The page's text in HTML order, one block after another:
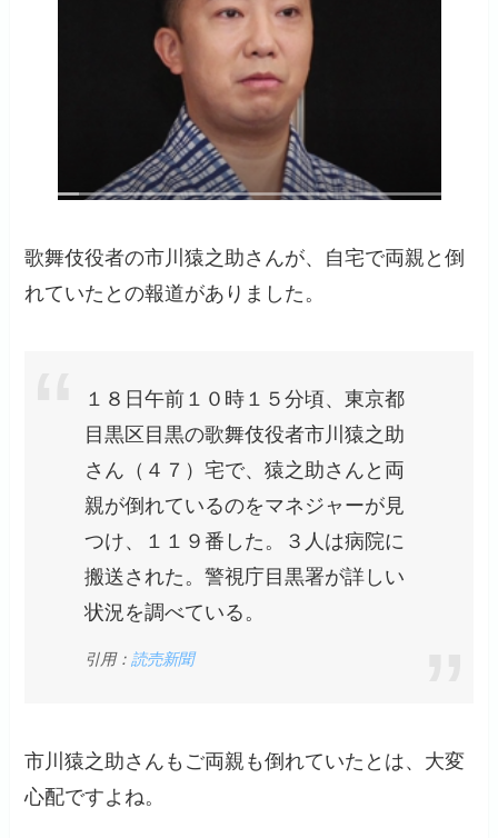
歌舞伎役者の市川猿之助さんが、自宅で両親と倒
れていたとの報道がありました。
１８日午前１０時１５分頃、東京都
目黒区目黒の歌舞伎役者市川猿之助
さん（４７）宅で、猿之助さんと両
親が倒れているのをマネジャーが見
つけ、１１９番した。３人は病院に
搬送された。警視庁目黒署が詳しい
状況を調べている。
引用：読売新聞
市川猿之助さんもご両親も倒れていたとは、大変
心配ですよね。